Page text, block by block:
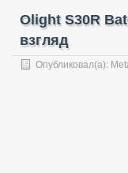
Olight S30R
взгляд
Опубликовал(а):